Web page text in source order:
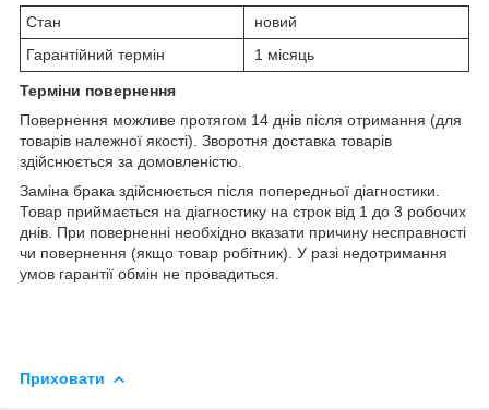
Стан
новий
Гарантійний термін
1 місяць
Терміни повернення
Повернення можливе протягом 14 днів після отримання (для
товарів належної якості). Зворотня доставка товарів
здійснюється за домовленістю.
Заміна брака здійснюється після попередньої діагностики.
Товар приймається на діагностику на строк від 1 до 3 робочих
днів. При поверненні необхідно вказати причину несправності
чи повернення (якщо товар робітник). У разі недотримання
умов гарантії обмін не провадиться.
Приховати